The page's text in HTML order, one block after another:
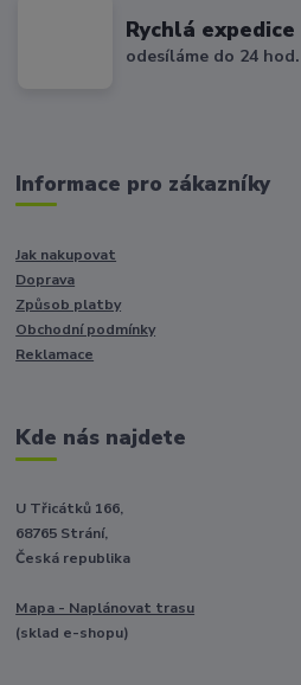
Rychlá expedice
odesíláme do 24 hod.
Informace pro zákazníky
Jak nakupovat
Doprava
Způsob platby
Obchodní podmínky
Reklamace
Kde nás najdete
U Třicátků 166,
68765 Strání,
Česká republika
Mapa - Naplánovat trasu
(sklad e-shopu)